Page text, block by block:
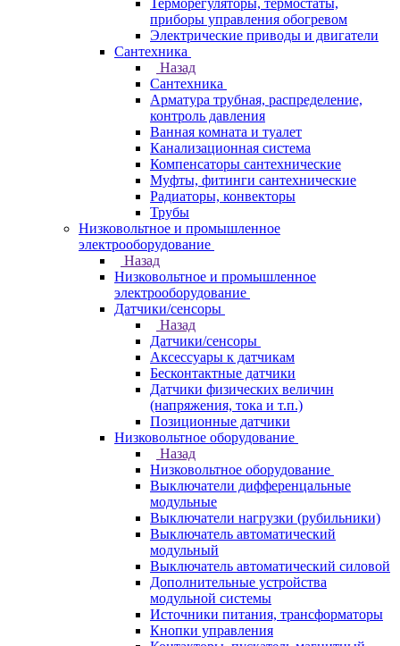
Терморегуляторы, термостаты,
приборы управления обогревом
Электрические приводы и двигатели
Сантехника
Назад
Сантехника
Арматура трубная, распределение,
контроль давления
Ванная комната и туалет
Канализационная система
Компенсаторы сантехнические
Муфты, фитинги сантехнические
Радиаторы, конвекторы
Трубы
Низковольтное и промышленное
электрооборудование
Назад
Низковольтное и промышленное
электрооборудование
Датчики/сенсоры
Назад
Датчики/сенсоры
Аксессуары к датчикам
Бесконтактные датчики
Датчики физических величин
(напряжения, тока и т.п.)
Позиционные датчики
Низковольтное оборудование
Назад
Низковольтное оборудование
Выключатели дифференцальные
модульные
Выключатели нагрузки (рубильники)
Выключатель автоматический
модульный
Выключатель автоматический силовой
Дополнительные устройства
модульной системы
Источники питания, трансформаторы
Кнопки управления